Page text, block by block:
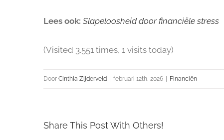
Lees ook: Slapeloosheid door financiële stress
(Visited 3.551 times, 1 visits today)
Door Cinthia Zijderveld februari 12th, 2026 Financiën
Share This Post With Others!